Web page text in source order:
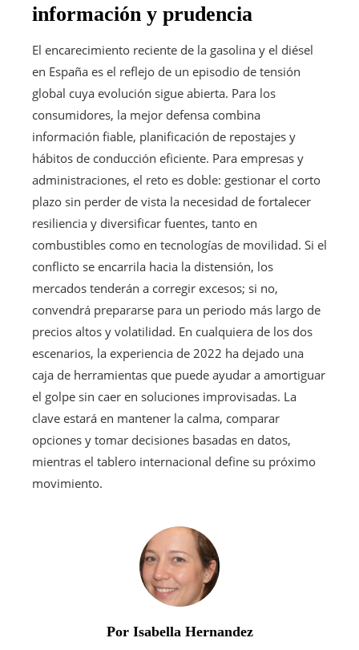
información y prudencia
El encarecimiento reciente de la gasolina y el diésel
en España es el reflejo de un episodio de tensión
global cuya evolución sigue abierta. Para los
consumidores, la mejor defensa combina
información fiable, planificación de repostajes y
hábitos de conducción eficiente. Para empresas y
administraciones, el reto es doble: gestionar el corto
plazo sin perder de vista la necesidad de fortalecer
resiliencia y diversificar fuentes, tanto en
combustibles como en tecnologías de movilidad. Si el
conflicto se encarrila hacia la distensión, los
mercados tenderán a corregir excesos; si no,
convendrá prepararse para un periodo más largo de
precios altos y volatilidad. En cualquiera de los dos
escenarios, la experiencia de 2022 ha dejado una
caja de herramientas que puede ayudar a amortiguar
el golpe sin caer en soluciones improvisadas. La
clave estará en mantener la calma, comparar
opciones y tomar decisiones basadas en datos,
mientras el tablero internacional define su próximo
movimiento.
Por Isabella Hernandez